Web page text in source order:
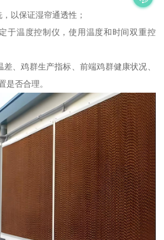
以保证湿帘通透性；
于温度控制仪，使用温度和时间双重控
、鸡群生产指标、前端鸡群健康状况、
是否合理。